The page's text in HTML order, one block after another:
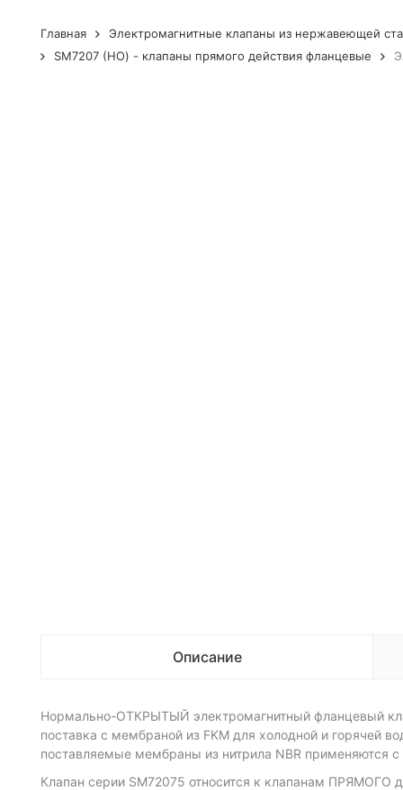
Главная
Электромагнитные клапаны из нержавеющей
SM7207 (НО) - клапаны прямого действия фланцевые
Описание
Нормально-ОТКРЫТЫЙ электромагнитный фланцевый
поставка с мембраной из FKM для холодной и горячей
поставляемые мембраны из нитрила NBR применяются
Клапан серии SM72075 относится к клапанам ПРЯМОГО